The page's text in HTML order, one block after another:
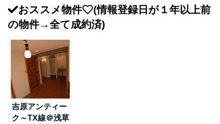
おススメ物件
(情報登録日が１年以上前
の物件→全て成約済)
吉原アンティー
ク～TX線＠浅草